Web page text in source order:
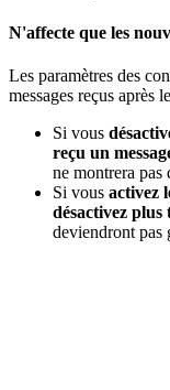
N'affecte que les
Les paramètres des
messages reçus après
Si vous
reçu un
ne montrera pas
Si vous activez
désactivez plus
deviendront pas